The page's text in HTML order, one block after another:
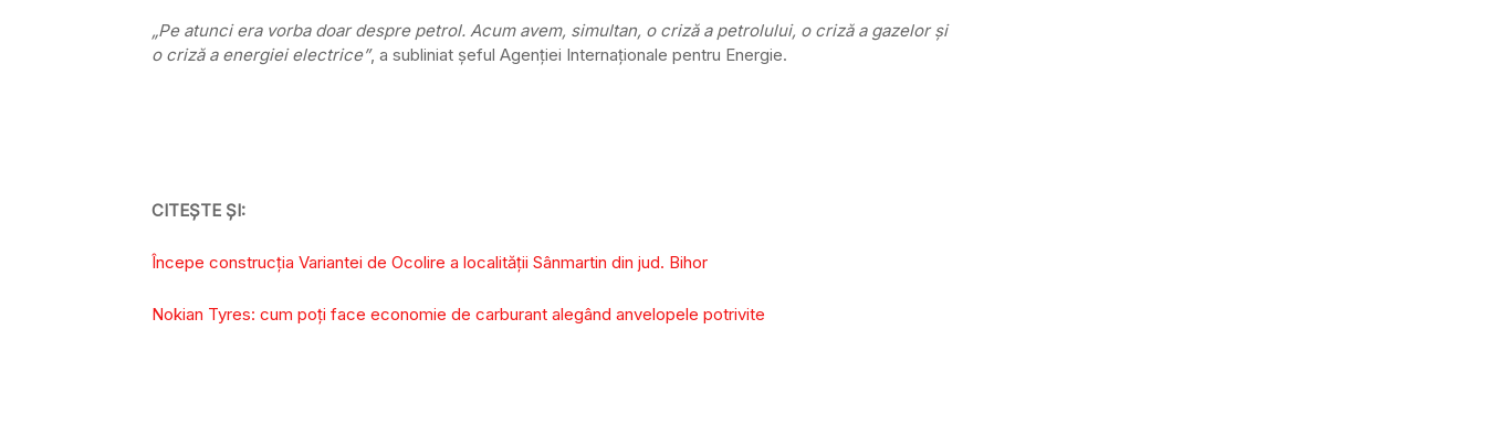
„Pe atunci era vorba doar despre petrol. Acum avem, simultan, o criză a petrolului, o criză a gazelor și
o criză a energiei electrice”, a subliniat șeful Agenției Internaționale pentru Energie.
CITEȘTE ȘI:
Începe construcția Variantei de Ocolire a localității Sânmartin din jud. Bihor
Nokian Tyres: cum poți face economie de carburant alegând anvelopele potrivite